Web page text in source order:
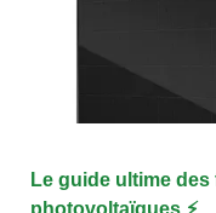
Le guide ultime
photovoltaïques ⚡